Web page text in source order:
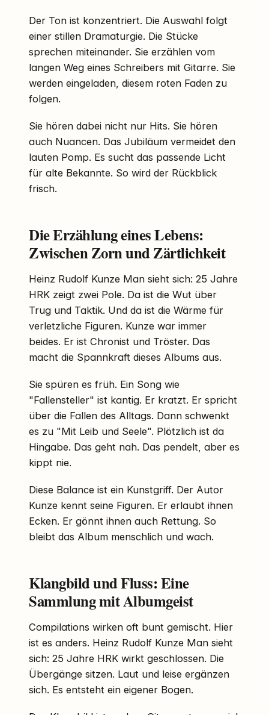
Der Ton ist konzentriert. Die Auswahl folgt
einer stillen Dramaturgie. Die Stücke
sprechen miteinander. Sie erzählen vom
langen Weg eines Schreibers mit Gitarre. Sie
werden eingeladen, diesem roten Faden zu
folgen.
Sie hören dabei nicht nur Hits. Sie hören
auch Nuancen. Das Jubiläum vermeidet den
lauten Pomp. Es sucht das passende Licht
für alte Bekannte. So wird der Rückblick
frisch.
Die Erzählung eines Lebens:
Zwischen Zorn und Zärtlichkeit
Heinz Rudolf Kunze Man sieht sich: 25 Jahre
HRK zeigt zwei Pole. Da ist die Wut über
Trug und Taktik. Und da ist die Wärme für
verletzliche Figuren. Kunze war immer
beides. Er ist Chronist und Tröster. Das
macht die Spannkraft dieses Albums aus.
Sie spüren es früh. Ein Song wie
"Fallensteller" ist kantig. Er kratzt. Er spricht
über die Fallen des Alltags. Dann schwenkt
es zu "Mit Leib und Seele". Plötzlich ist da
Hingabe. Das geht nah. Das pendelt, aber es
kippt nie.
Diese Balance ist ein Kunstgriff. Der Autor
Kunze kennt seine Figuren. Er erlaubt ihnen
Ecken. Er gönnt ihnen auch Rettung. So
bleibt das Album menschlich und wach.
Klangbild und Fluss: Eine
Sammlung mit Albumgeist
Compilations wirken oft bunt gemischt. Hier
ist es anders. Heinz Rudolf Kunze Man sieht
sich: 25 Jahre HRK wirkt geschlossen. Die
Übergänge sitzen. Laut und leise ergänzen
sich. Es entsteht ein eigener Bogen.